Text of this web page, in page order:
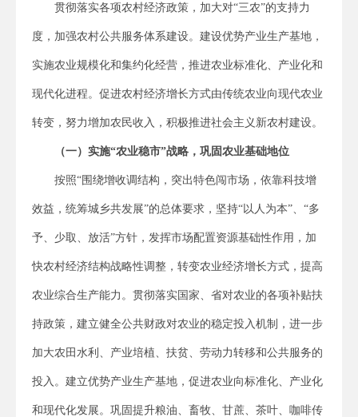
贯彻落实各项农村经济政策，加大对“三农”的支持力
度，加强农村公共服务体系建设。建设优势产业生产基地，
实施农业规模化和集约化经营，推进农业标准化、产业化和
现代化进程。促进农村经济增长方式由传统农业向现代农业
转变，努力增加农民收入，积极推进社会主义新农村建设。
（一）实施“农业稳市”战略，巩固农业基础地位
按照“围绕增收调结构，突出特色闯市场，依靠科技增
效益，统筹城乡共发展”的总体要求，坚持“以人为本”、“多
予、少取、放活”方针，发挥市场配置资源基础性作用，加
快农村经济结构战略性调整，转变农业经济增长方式，提高
农业综合生产能力。贯彻落实国家、省对农业的各项补贴扶
持政策，建立健全公共财政对农业的稳定投入机制，进一步
加大农田水利、产业培植、扶贫、劳动力转移和公共服务的
投入。建立优势产业生产基地，促进农业向标准化、产业化
和现代化发展。巩固提升粮油、畜牧、甘蔗、茶叶、咖啡传